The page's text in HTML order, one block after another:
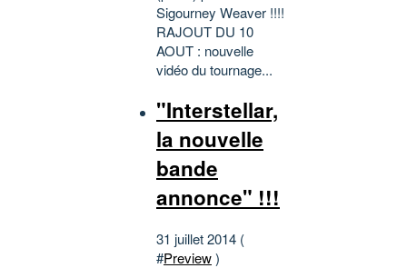
Sigourney Weaver !!!!
RAJOUT DU 10
AOUT : nouvelle
vidéo du tournage...
"Interstellar,
la nouvelle
bande
annonce" !!!
31 juillet 2014 (
#Preview)